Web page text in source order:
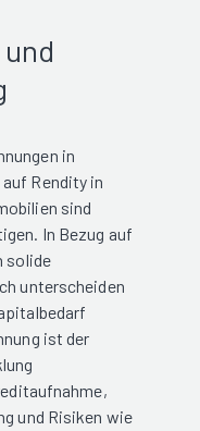
in
Rendity in
sind
In Bezug auf
solide
unterscheiden
ist der
und Risiken wie